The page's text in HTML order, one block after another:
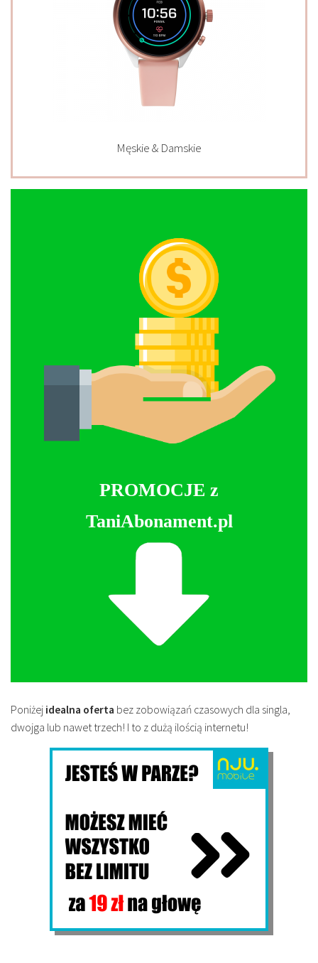
Męskie & Damskie
PROMOCJE z
TaniAbonament.pl
Poniżej idealna oferta bez zobowiązań czasowych dla singla,
dwojga lub nawet trzech! I to z dużą ilością internetu!